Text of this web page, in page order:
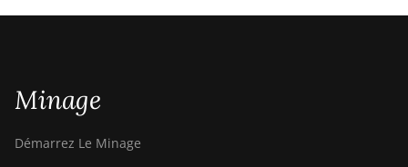
Minage
Démarrez Le Minage